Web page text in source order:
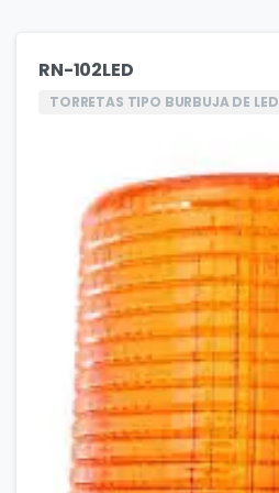
RN-102LED
TORRETAS TIPO BURBUJA DE LED